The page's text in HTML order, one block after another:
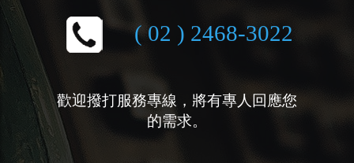
( 02 ) 2468-3022
歡迎撥打服務專線，將有專人回應您
的需求。